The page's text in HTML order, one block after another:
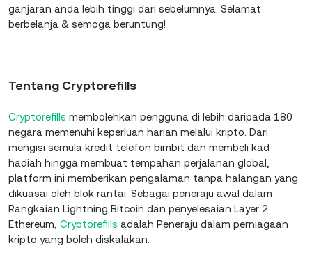
ganjaran anda lebih tinggi dari sebelumnya. Selamat
berbelanja & semoga beruntung!
Tentang Cryptorefills
Cryptorefills membolehkan pengguna di lebih daripada 180
negara memenuhi keperluan harian melalui kripto. Dari
mengisi semula kredit telefon bimbit dan membeli kad
hadiah hingga membuat tempahan perjalanan global,
platform ini memberikan pengalaman tanpa halangan yang
dikuasai oleh blok rantai. Sebagai peneraju awal dalam
Rangkaian Lightning Bitcoin dan penyelesaian Layer 2
Ethereum, Cryptorefills adalah Peneraju dalam perniagaan
kripto yang boleh diskalakan.